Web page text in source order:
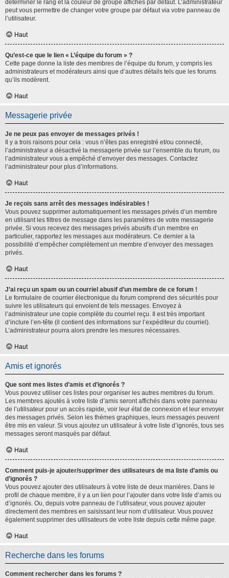
déterminer le rang et la couleur de groupe affichés par défaut. L’administrateur
peut vous permettre de changer votre groupe par défaut via votre panneau de
l’utilisateur.
Haut
Qu’est-ce que le lien « L’équipe du forum » ?
Cette page donne la liste des membres de l’équipe du forum, y compris les
administrateurs et modérateurs ainsi que d’autres détails tels que les forums
qu’ils modèrent.
Haut
Messagerie privée
Je ne peux pas envoyer de messages privés !
Il y a trois raisons pour cela : vous n’êtes pas enregistré et/ou connecté,
l’administrateur a désactivé la messagerie privée sur l’ensemble du forum, ou
l’administrateur vous a empêché d’envoyer des messages. Contactez
l’administrateur pour plus d’informations.
Haut
Je reçois sans arrêt des messages indésirables !
Vous pouvez supprimer automatiquement les messages privés d’un membre
en utilisant les filtres de message dans les paramètres de votre messagerie
privée. Si vous recevez des messages privés abusifs d’un membre en
particulier, rapportez les messages aux modérateurs. Ce dernier a la
possibilité d’empêcher complètement un membre d’envoyer des messages
privés.
Haut
J’ai reçu un spam ou un courriel abusif d’un membre de ce forum !
Le formulaire de courrier électronique du forum comprend des sécurités pour
suivre les utilisateurs qui envoient de tels messages. Envoyez à
l’administrateur une copie complète du courriel reçu. Il est très important
d’inclure l’en-tête (il contient des informations sur l’expéditeur du courriel).
L’administrateur pourra alors prendre les mesures nécessaires.
Haut
Amis et ignorés
Que sont mes listes d’amis et d’ignorés ?
Vous pouvez utiliser ces listes pour organiser les autres membres du forum.
Les membres ajoutés à votre liste d’amis seront affichés dans votre panneau
de l’utilisateur pour un accès rapide, voir leur état de connexion et leur envoyer
des messages privés. Selon les thèmes graphiques, leurs messages peuvent
être mis en valeur. Si vous ajoutez un utilisateur à votre liste d’ignorés, tous ses
messages seront masqués par défaut.
Haut
Comment puis-je ajouter/supprimer des utilisateurs de ma liste d’amis ou
d’ignorés ?
Vous pouvez ajouter des utilisateurs à votre liste de deux manières. Dans le
profil de chaque membre, il y a un lien pour l’ajouter dans votre liste d’amis ou
d’ignorés. Ou, depuis votre panneau de l’utilisateur, vous pouvez ajouter
directement des membres en saisissant leur nom d’utilisateur. Vous pouvez
également supprimer des utilisateurs de votre liste depuis cette même page.
Haut
Recherche dans les forums
Comment rechercher dans les forums ?